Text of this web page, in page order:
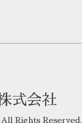
式会社
All Rights Reserved.